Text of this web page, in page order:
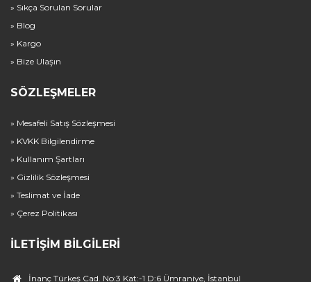
» Sıkça Sorulan Sorular
» Blog
» Kargo
» Bize Ulaşın
SÖZLEŞMELER
» Mesafeli Satış Sözleşmesi
» KVKK Bilgilendirme
» Kullanım Şartları
» Gizlilik Sözleşmesi
» Teslimat ve İade
» Çerez Politikası
İLETIŞIM BILGILERI
İnanç Türkeş Cad. No:3 Kat:-1 D:6 Ümraniye, İstanbul